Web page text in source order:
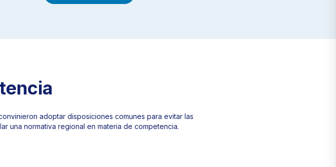
adoptar disposiciones comunes para evitar las
una normativa regional en materia de competencia.